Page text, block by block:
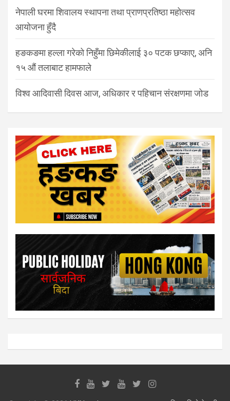
नेपाली घरमा शिवालय स्थापना तथा प्राणप्रतिष्ठा महोत्सव
आयोजना हुँदै
हङकङमा हल्ला गरेको निहुँमा छिमेकीलाई ३० पटक छप्काए, अनि
१५ औं तलाबाट हामफाले
विश्व आदिवासी दिवस आज, अधिकार र पहिचान संरक्षणमा जोड